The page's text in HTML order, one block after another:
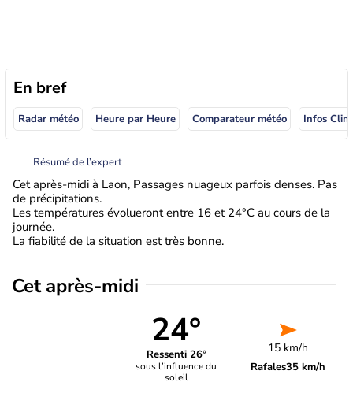
En bref
Radar météo Heure par Heure Comparateur météo Infos
Résumé de l’expert
Cet après-midi à Laon, Passages nuageux parfois denses. Pas
de précipitations.
Les températures évolueront entre 16 et 24°C au cours de la
journée.
La fiabilité de la situation est très bonne.
Cet après-midi
24°
Ressenti 26°
sous l’influence du
soleil
15 km/h
Rafales35 km/h